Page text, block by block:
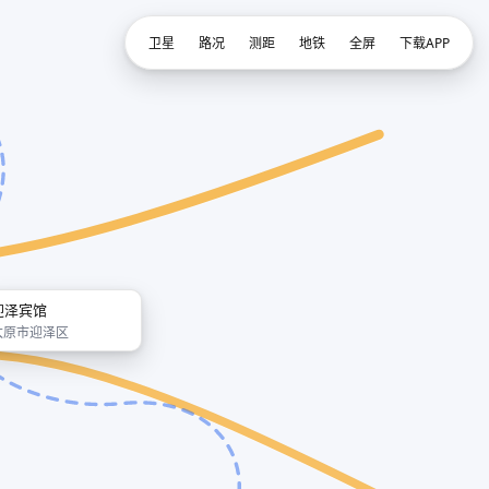
泽宾馆
原市迎泽区
卫星 路况 测距 地铁 全屏 下载APP